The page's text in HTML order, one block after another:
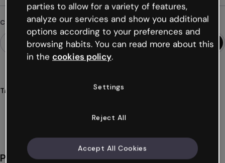
Cerchi qualcosa di diverso?
Tags
Potrebbe piacerti anche
parties to allow for a variety of features,
analyze our services and show you additional
options according to your preferences and
browsing habits. You can read more about this
in the cookies policy.
Settings
Reject All
Accept All Cookies